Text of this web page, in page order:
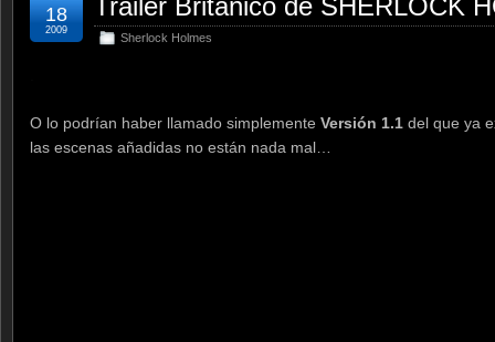
Trailer Británico de SHERLOCK
Sherlock Holmes
18
2009
O lo podrían haber llamado simplemente Versión 1.1 del que ya
las escenas añadidas no están nada mal…